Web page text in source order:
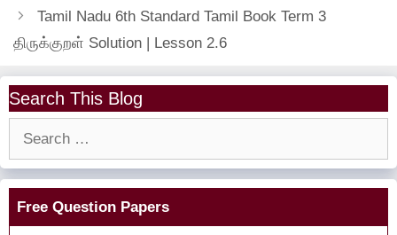
Tamil Nadu 6th Standard Tamil Book Term 3
திருக்குறள் Solution | Lesson 2.6
Search This Blog
Free Question Papers